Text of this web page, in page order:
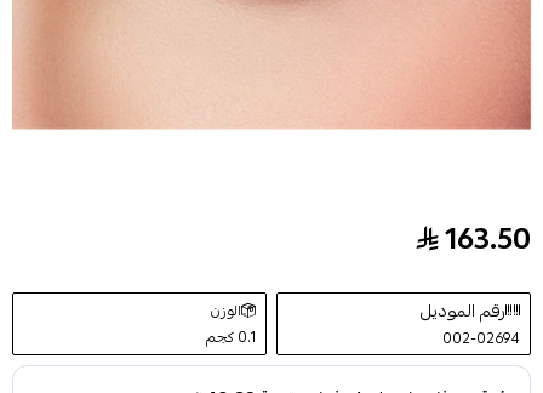
عدسات لنس مي كنتور - Contour
163.50
رقم الموديل
002-02694
الوزن
0.1 كجم